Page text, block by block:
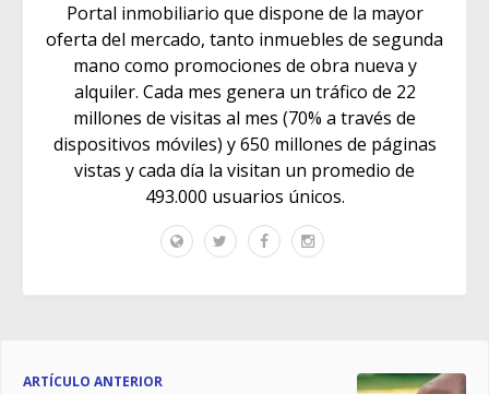
Portal inmobiliario que dispone de la mayor
oferta del mercado, tanto inmuebles de segunda
mano como promociones de obra nueva y
alquiler. Cada mes genera un tráfico de 22
millones de visitas al mes (70% a través de
dispositivos móviles) y 650 millones de páginas
vistas y cada día la visitan un promedio de
493.000 usuarios únicos.
ARTÍCULO ANTERIOR